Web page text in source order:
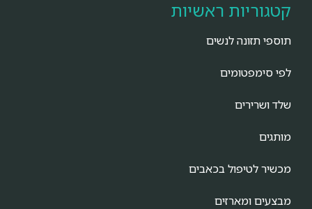
קטגוריות ראשיות
תוספי תזונה לנשים
לפי סימפטומים
שלד ושרירים
מותגים
מכשיר לטיפול בכאבים
מבצעים ומארזים